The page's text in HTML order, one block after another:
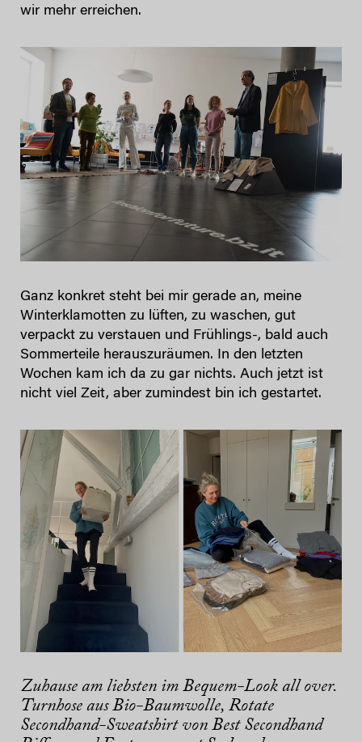
wir mehr erreichen.
Ganz konkret steht bei mir gerade an, meine
Winterklamotten zu lüften, zu waschen, gut
verpackt zu verstauen und Frühlings-, bald auch
Sommerteile herauszuräumen. In den letzten
Wochen kam ich da zu gar nichts. Auch jetzt ist
nicht viel Zeit, aber zumindest bin ich gestartet.
Zuhause am liebsten im Bequem-Look all over.
Turnhose aus Bio-Baumwolle, Rotate
Secondhand-Sweatshirt von Best Secondhand